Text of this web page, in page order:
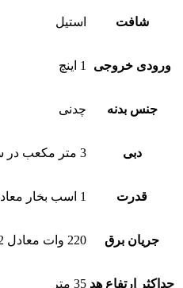
شافت استیل
ورودی خروجی 1 اینچ
جنس بدنه چدنی
دبی 3 متر مکعب در ساعت (50 لیتر در دقیقه)
قدرت 1 اسب بخار معادل 0.75 کیلو وات
جریان برق 220 وات معادل 5.2 آمپر
حداکثر ارتفاع هد 35 متر